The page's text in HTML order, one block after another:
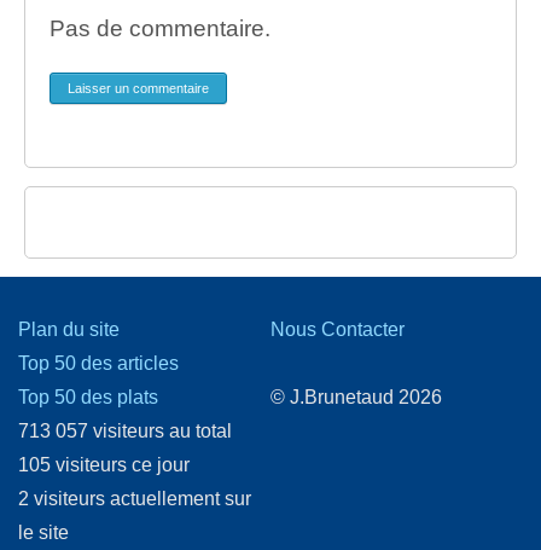
Pas de commentaire.
Laisser un commentaire
Plan du site
Top 50 des articles
Top 50 des plats
713 057 visiteurs au total
105 visiteurs ce jour
2 visiteurs actuellement sur
le site
Nous Contacter
© J.Brunetaud 2026